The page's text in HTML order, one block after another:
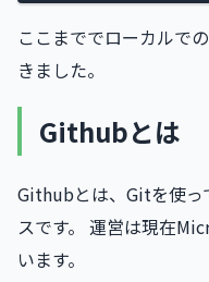
ここまででローカルで
きました。
Githubとは
Githubとは、Gitを使っ
スです。 運営は現在
います。